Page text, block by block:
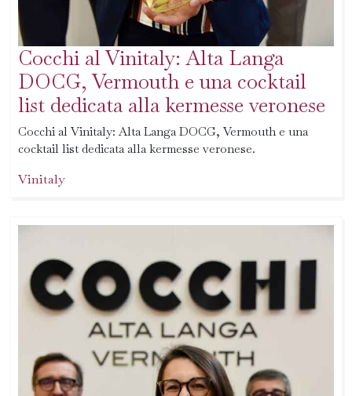
Cocchi al Vinitaly: Alta Langa
DOCG, Vermouth e una cocktail
list dedicata alla kermesse veronese
Cocchi al Vinitaly: Alta Langa DOCG, Vermouth e una
cocktail list dedicata alla kermesse veronese.
Vinitaly